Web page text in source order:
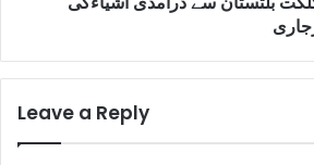
Leave a Reply